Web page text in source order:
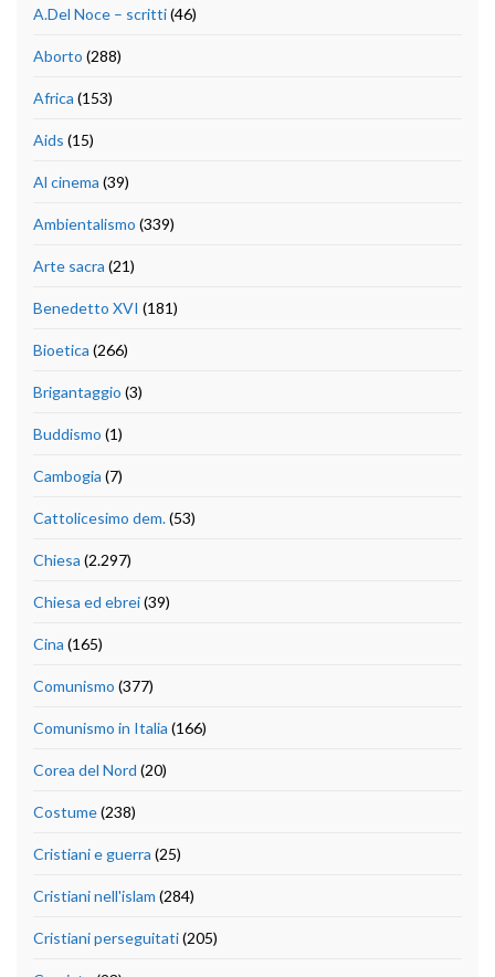
A.Del Noce – scritti(46)
Aborto (288)
Africa (153)
Aids (15)
Al cinema (39)
Ambientalismo (339)
Arte sacra (21)
Benedetto XVI (181)
Bioetica (266)
Brigantaggio (3)
Buddismo (1)
Cambogia (7)
Cattolicesimo dem.(53)
Chiesa (2.297)
Chiesa ed ebrei(39)
Cina (165)
Comunismo (377)
Comunismo in Italia (166)
Corea del Nord (20)
Costume(238)
Cristiani e guerra (25)
Cristiani nell'islam (284)
Cristiani perseguitati(205)